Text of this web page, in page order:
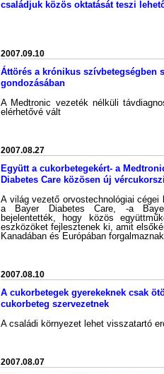
családjuk közös oktatását teszi
2007.09.10
Áttörés a krónikus szívbetegségben
gondozásában
A Medtronic vezeték nélküli
elérhetővé vált
2007.08.27
Együtt a cukorbetegekért- a
Diabetes Care közösen új
A világ vezető orvostechnológiai
a Bayer Diabetes Care, -a
bejelentették, hogy közös
eszközöket fejlesztenek ki, amit
Kanadában és Európában
2007.08.10
A cukorbetegek gyerekeknek csak
cukorbeteg szervezetnek
A családi környezet lehet visszatartó
2007.08.07